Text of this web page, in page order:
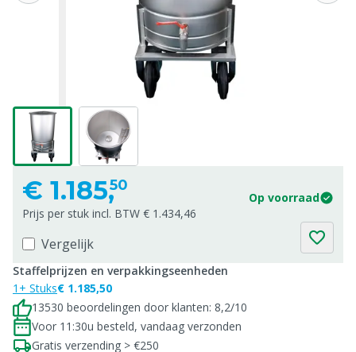
€ 1.185,50
Op voorraad
Prijs per stuk incl. BTW € 1.434,46
Vergelijk
Staffelprijzen en verpakkingseenheden
1+ Stuks€ 1.185,50
13530 beoordelingen door klanten: 8,2/10
Voor 11:30u besteld, vandaag verzonden
Gratis verzending > €250